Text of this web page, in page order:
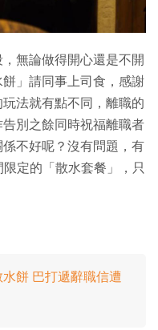
無論做得開心還是不開
」請同事上司食，感謝
法就有點不同，離職的
別之餘同時祝福離職者
不好呢？沒有問題，有
定的「散水套餐」，只
水餅 巴打遞辭職信遭